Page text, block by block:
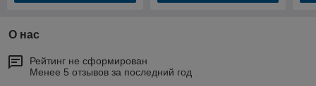
О нас
Рейтинг не сформирован
Менее 5 отзывов за последний год